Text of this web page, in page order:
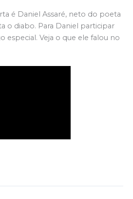
é Daniel Assaré, neto do poeta
o diabo. Para Daniel participar
especial. Veja o que ele falou no